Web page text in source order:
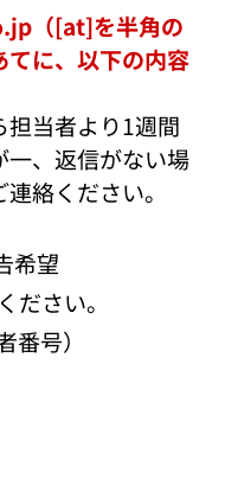
（[at]を半角の
てに、以下の内容
当者より1週間
一、返信がない場
絡ください。
希望
ださい。
番号）